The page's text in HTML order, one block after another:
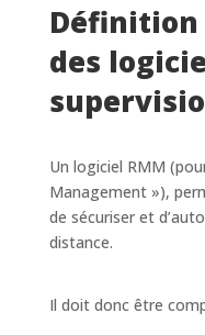
des
Un logiciel RMM
Management »),
de sécuriser et
distance.
Il doit donc être